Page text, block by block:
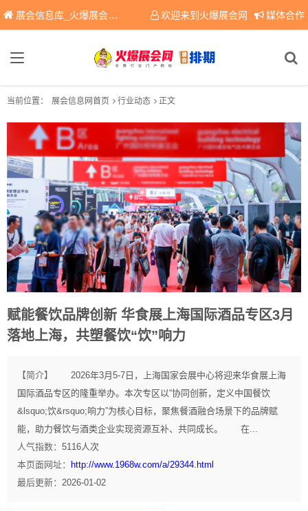
展会信息库_火爆展会网免费展会信息查询平台，提供专业会展服务！ 欢迎来到火爆展会网 媒体合作
当前位置： 展会信息网首页 行业动态 正文
赋能餐饮品牌创新 华食展上海国际酒品专区3月
落地上海，共塑餐饮“饮”响力
【简介】
2026年3月5-7日，上海国家会展中心将迎来华食展上海
国际酒品专区的隆重举办。本次专区以“协同创新，定义中国餐饮
&lsquo;饮&rsquo;响力”为核心目标，聚焦餐酒融合场景下的品牌赋
能，助力餐饮与酒类企业实现资源互补、共同成长。 在...
人气指数： 5116人次
本页面网址：
http://www.1968w.com/a/29344.html
最后更新： 2026-01-02